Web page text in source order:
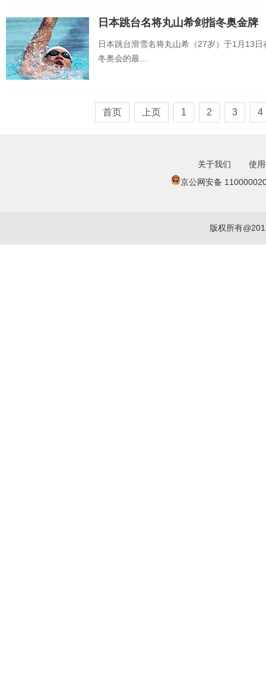
日本跳台名将丸山希剑指冬奥金牌
日本跳台滑雪名将丸山希（27岁）于1月13
冬奥会的最...
首页 上页 1 2 3 4
关于我们
使
京公网安备
版权所有